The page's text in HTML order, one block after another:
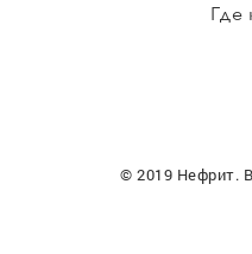
Где
© 2019 Нефрит.